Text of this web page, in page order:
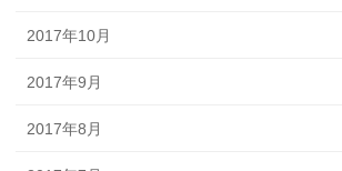
2017年10月
2017年9月
2017年8月